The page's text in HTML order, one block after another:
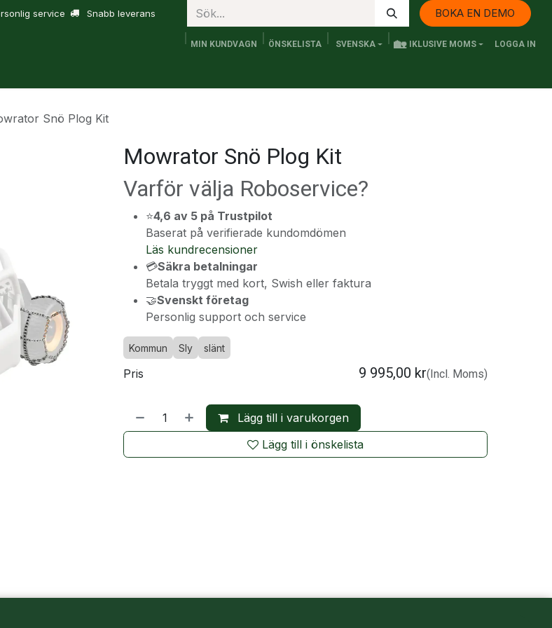
service Snabb leverans BOKA EN DEMO
MIN KUNDVAGN ÖNSKELISTA SVENSKA 🏡 IKLUSIVE MOMS LOGGA IN
Snö Plog Kit
Mowrator Snö Plog Kit
Varför välja Roboservice?
⭐4,6 av 5 på Trustpilot
Baserat på verifierade kundomdömen
Läs kundrecensioner
💳Säkra betalningar
Betala tryggt med kort, Swish eller faktura
🤝Svenskt företag
Personlig support och service
Kommun Sly slänt
Lägg till i varukorgen
Lägg till i önskelista
Pris 9 995,00 kr(Incl. Moms)